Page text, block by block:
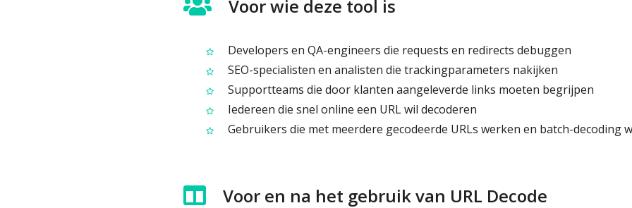
Voor wie deze tool is
Developers en QA-engineers die requests en redirects debuggen
SEO-specialisten en analisten die trackingparameters nakijken
Supportteams die door klanten aangeleverde links moeten begrijpen
Iedereen die snel online een URL wil decoderen
Gebruikers die met meerdere gecodeerde URLs werken en batch-decoding
Voor en na het gebruik van URL Decode